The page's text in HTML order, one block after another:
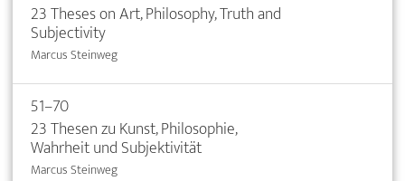
23 Theses on Art, Philosophy, Truth and
Subjectivity
Marcus Steinweg
51–70
23 Thesen zu Kunst, Philosophie,
Wahrheit und Subjektivität
Marcus Steinweg